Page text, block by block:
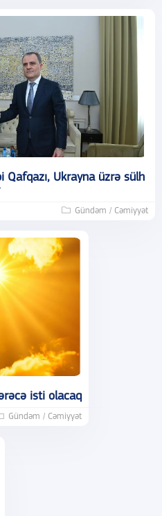
Qafqazı, Ukrayna üzrə sülh
Gündəm / Cəmiyyət
isti olacaq
Gündəm / Cəmiyyət